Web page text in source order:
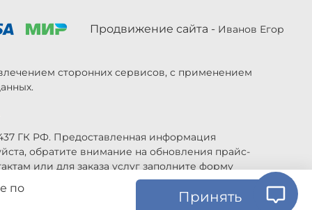
Продвижение сайта - Иванов Егор
сторонних сервисов, с применением
ГК РФ. Предоставленная информация
обратите внимание на обновления прайс-
или для заказа услуг заполните форму
в любое время без предупреждения.
по
Принять